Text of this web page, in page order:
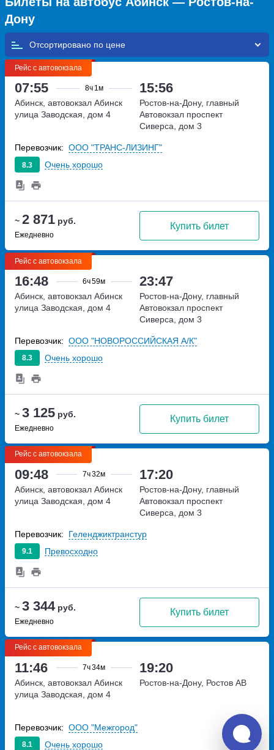
Дону
Отсортировано по
Рейс с автовокзала
07:55 8ч 1м 15:56
~ 2 871 руб.
Ежедневно
Купить билет
Абинск, автовокзал Абинск
улица Заводская, дом 4
Ростов-на-Дону, главный
Автовокзал проспект
Сиверса, дом 3
8.3 Очень хорошо
Перевозчик: ООО "ТРАНС-ЛИЗИНГ"
Рейс с автовокзала
16:48 6ч59м 23:47
~ 3 125 руб.
Ежедневно
Купить билет
Абинск, автовокзал Абинск
улица Заводская, дом 4
Ростов-на-Дону, главный
Автовокзал проспект
Сиверса, дом 3
8.3 Очень хорошо
Перевозчик: ООО "НОВОРОССИЙСКАЯ А/К"
Рейс с автовокзала
09:48 7ч32м 17:20
~ 3 344руб.
Ежедневно
Купить билет
Абинск, автовокзал Абинск
улица Заводская, дом 4
Ростов-на-Дону, главный
Автовокзал проспект
Сиверса, дом 3
9.1 Превосходно
Перевозчик: Геленджиктранстур
Рейс с автовокзала
11:46 7ч34м 19:20
Абинск, автовокзал Абинск
улица Заводская, дом 4
Ростов-на-Дону, Ростов АВ
8.1 Очень хорошо
Перевозчик: ООО "Межгород"